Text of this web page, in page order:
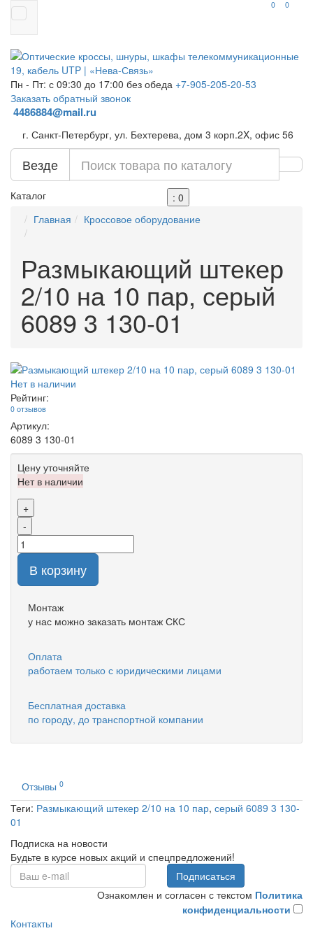
0 0
Пн - Пт: с 09:30 до 17:00 без обеда +7-905-205-20-53
Заказать обратный звонок
4486884@mail.ru
г. Санкт-Петербург, ул. Бехтерева, дом 3 корп.2X, офис 56
Везде
Каталог
: 0
Главная
Кроссовое оборудование
Размыкающий штекер
2/10 на 10 пар, серый
6089 3 130-01
Нет в наличии
Рейтинг:
0 отзывов
Артикул:
6089 3 130-01
Цену уточняйте
Нет в наличии
+
-
В корзину
Монтаж
у нас можно заказать монтаж СКС
Оплата
работаем только с юридическими лицами
Бесплатная доставка
по городу, до транспортной компании
Отзывы 0
Теги: Размыкающий штекер 2/10 на 10 пар, серый 6089 3 130-
01
Подписка на новости
Будьте в курсе новых акций и спецпредложений!
Подписаться
Ознакомлен и согласен с текстом Политика
конфиденциальности
Контакты